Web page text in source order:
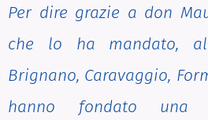
Per dire grazie a don
che lo ha mandato,
Brignano, Caravaggio,
hanno fondato una